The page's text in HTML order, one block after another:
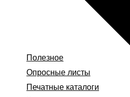
Полезное
Опросные листы
Печатные каталоги